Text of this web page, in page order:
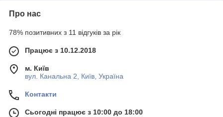
Про нас
78% позитивних з 11 відгуків за рік
Працює з 10.12.2018
м. Київ
вул. Канальна 2, Київ, Україна
Контакти
Сьогодні працює з 10:00 до 18:00